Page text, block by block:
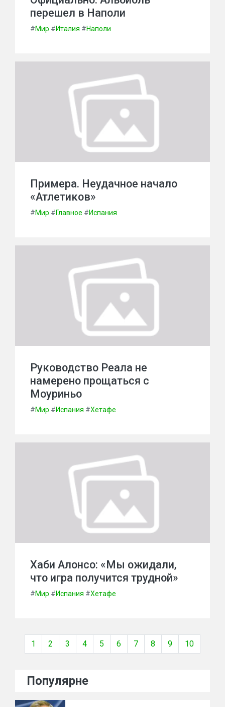
перешел в Наполи
#Мир #Италия #Наполи
Примера. Неудачное начало
«Атлетиков»
#Мир #Главное #Испания
Руководство Реала не
намерено прощаться с
Моуриньо
#Мир #Испания #Хетафе
Хаби Алонсо: «Мы ожидали,
что игра получится трудной»
#Мир #Испания #Хетафе
1 2 3 4 5 6 7 8 9 10
Популярне